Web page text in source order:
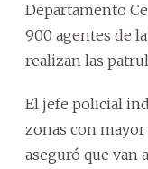
Departamento
900 agentes de
realizan las
El jefe policial
zonas con
aseguró que van